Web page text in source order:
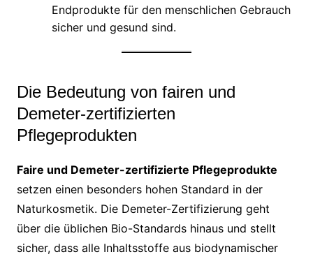
Endprodukte für den menschlichen Gebrauch
sicher und gesund sind.
Die Bedeutung von fairen und
Demeter-zertifizierten
Pflegeprodukten
Faire und Demeter-zertifizierte Pflegeprodukte
setzen einen besonders hohen Standard in der
Naturkosmetik. Die Demeter-Zertifizierung geht
über die üblichen Bio-Standards hinaus und stellt
sicher, dass alle Inhaltsstoffe aus biodynamischer